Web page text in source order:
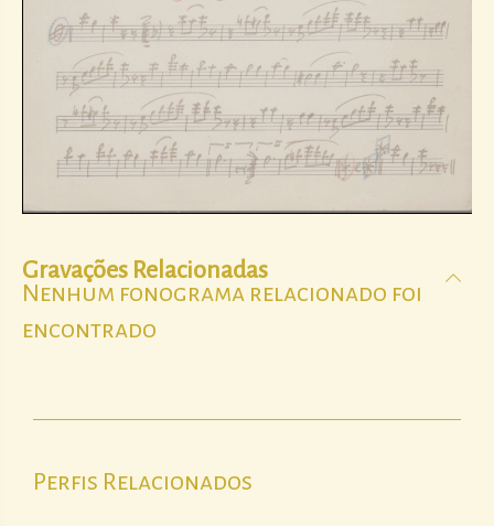
Gravações Relacionadas
Nenhum fonograma relacionado foi
encontrado
Perfis Relacionados